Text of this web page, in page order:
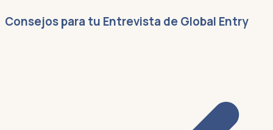
Consejos para tu Entrevista de Global Entry